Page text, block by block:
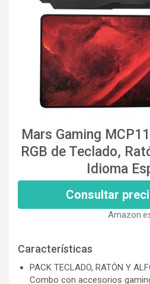
Mars Gaming
RGB de Teclado,
Idioma
Consultar
Características
PACK TECLADO, RATÓN Y
Combo con accesorios